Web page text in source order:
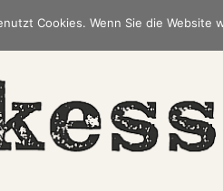
Cookies. Wenn Sie die